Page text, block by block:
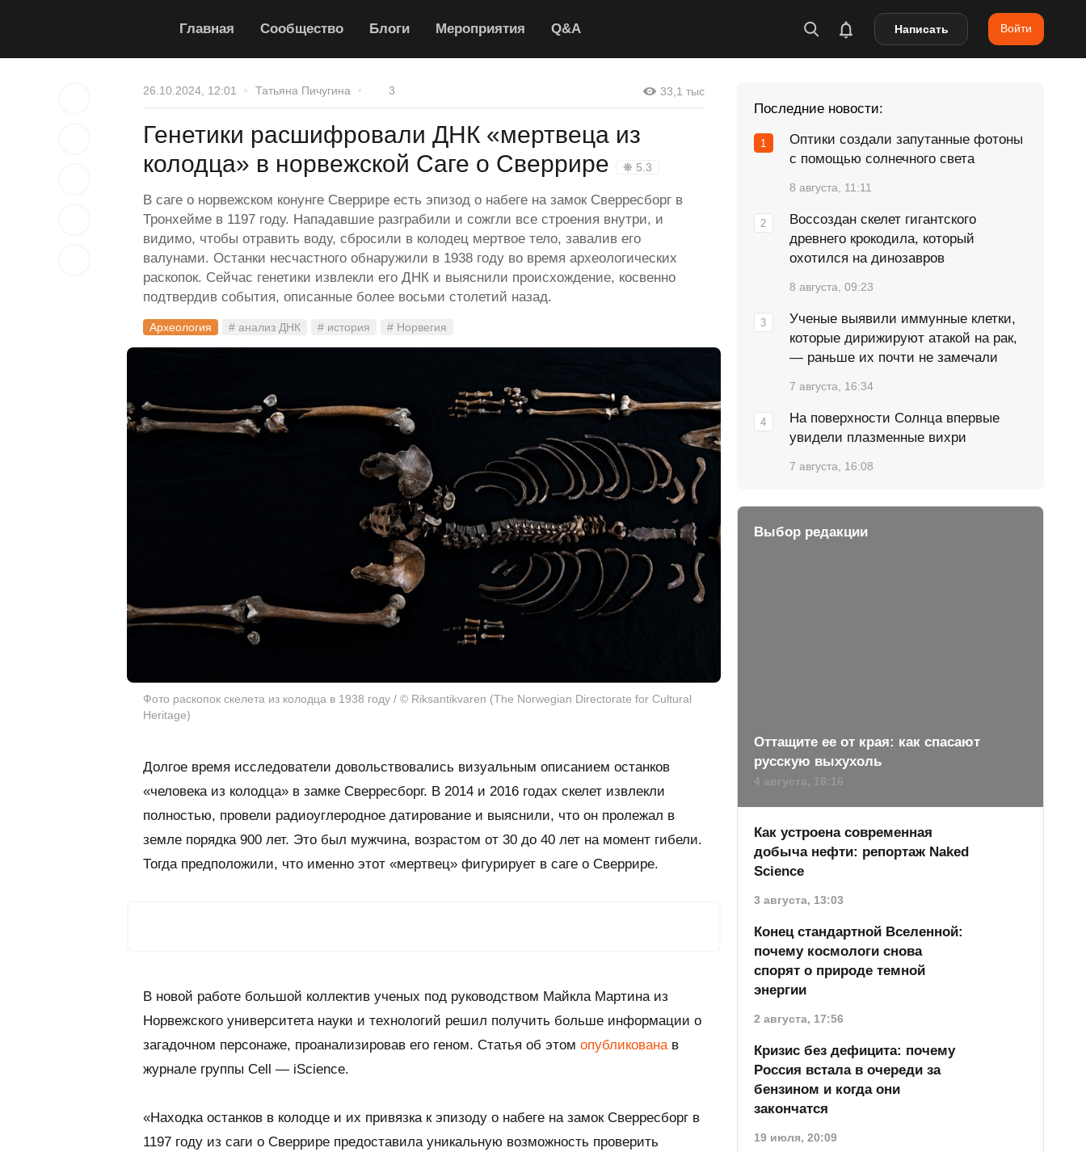
Главная Сообщество Блоги Мероприятия Q&A Написать Войти
26.10.2024, 12:01 Татьяна Пичугина 3 33,1 тыс
Генетики расшифровали ДНК «мертвеца из
колодца» в норвежской Саге о Сверрире
❋ 5.3
В саге о норвежском конунге Сверрире есть эпизод о набеге на замок Сверресборг в
Тронхейме в 1197 году. Нападавшие разграбили и сожгли все строения внутри, и
видимо, чтобы отравить воду, сбросили в колодец мертвое тело, завалив его
валунами. Останки несчастного обнаружили в 1938 году во время археологических
раскопок. Сейчас генетики извлекли его ДНК и выяснили происхождение, косвенно
подтвердив события, описанные более восьми столетий назад.
Археология # анализ ДНК # история # Норвегия
Фото раскопок скелета из колодца в 1938 году / © Riksantikvaren (The Norwegian Directorate for Cultural
Heritage)
Долгое время исследователи довольствовались визуальным описанием останков
«человека из колодца» в замке Сверресборг. В 2014 и 2016 годах скелет извлекли
полностью, провели радиоуглеродное датирование и выяснили, что он пролежал в
земле порядка 900 лет. Это был мужчина, возрастом от 30 до 40 лет на момент гибели.
Тогда предположили, что именно этот «мертвец» фигурирует в саге о Сверрире.
В новой работе большой коллектив ученых под руководством Майкла Мартина из
Норвежского университета науки и технологий решил получить больше информации о
загадочном персонаже, проанализировав его геном. Статья об этом опубликована в
журнале группы Cell — iScience.
«Находка останков в колодце и их привязка к эпизоду о набеге на замок Сверресборг в
1197 году из саги о Сверрире предоставила уникальную возможность проверить
Последние новости:
Оптики создали запутанные фотоны
с помощью солнечного света
8 августа, 11:11
Воссоздан скелет гигантского
древнего крокодила, который
охотился на динозавров
8 августа, 09:23
Ученые выявили иммунные клетки,
которые дирижируют атакой на рак,
— раньше их почти не замечали
7 августа, 16:34
На поверхности Солнца впервые
увидели плазменные вихри
7 августа, 16:08
Выбор редакции
Оттащите ее от края: как спасают
русскую выхухоль
4 августа, 16:16
Как устроена современная
добыча нефти: репортаж Naked
Science
3 августа, 13:03
Конец стандартной Вселенной:
почему космологи снова
спорят о природе темной
энергии
2 августа, 17:56
Кризис без дефицита: почему
Россия встала в очереди за
бензином и когда они
закончатся
19 июля, 20:09